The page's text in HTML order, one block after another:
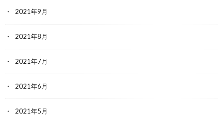
2021年9月
2021年8月
2021年7月
2021年6月
2021年5月